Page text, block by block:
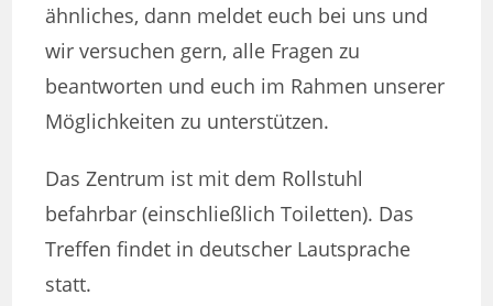
ähnliches, dann meldet euch bei uns und
wir versuchen gern, alle Fragen zu
beantworten und euch im Rahmen unserer
Möglichkeiten zu unterstützen.
Das Zentrum ist mit dem Rollstuhl
befahrbar (einschließlich Toiletten). Das
Treffen findet in deutscher Lautsprache
statt.